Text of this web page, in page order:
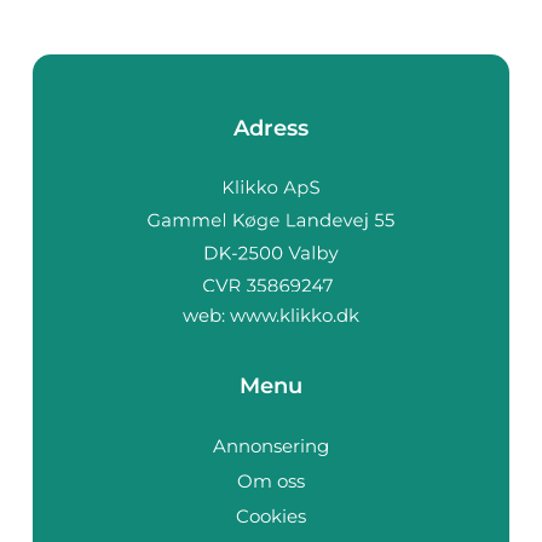
Adress
web: www.klikko.dk
Menu
Annonsering
Om oss
Cookies